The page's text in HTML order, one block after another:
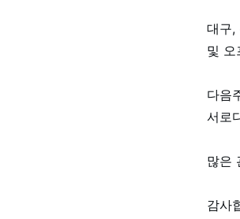
대구,
및 오
다음
서로
많은
감사